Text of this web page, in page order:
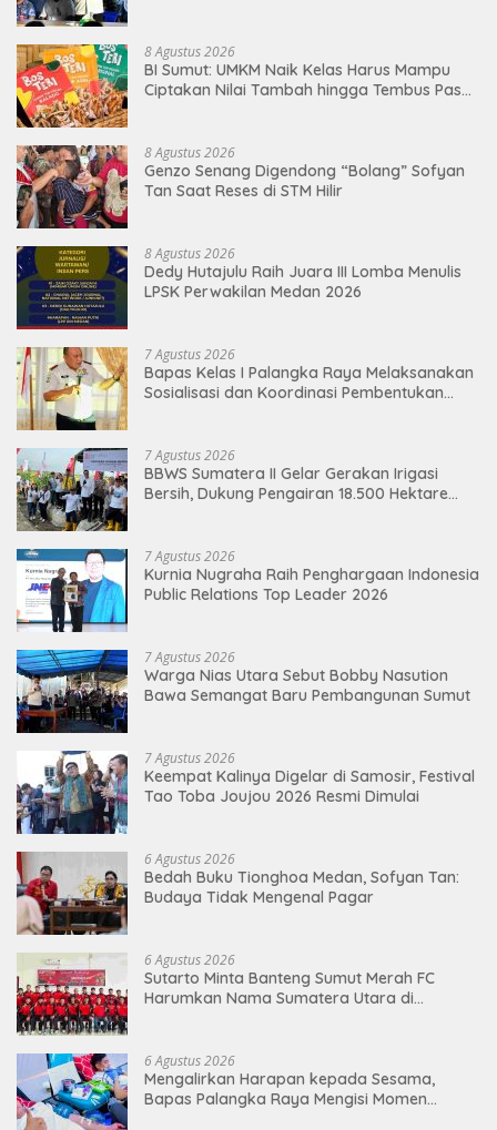
8 Agustus 2026
BI Sumut: UMKM Naik Kelas Harus Mampu
Ciptakan Nilai Tambah hingga Tembus Pasar
8 Agustus 2026
Genzo Senang Digendong “Bolang” Sofyan
Tan Saat Reses di STM Hilir
8 Agustus 2026
Dedy Hutajulu Raih Juara III Lomba Menulis
LPSK Perwakilan Medan 2026
7 Agustus 2026
Bapas Kelas I Palangka Raya Melaksanakan
Sosialisasi dan Koordinasi Pembentukan
7 Agustus 2026
BBWS Sumatera II Gelar Gerakan Irigasi
Bersih, Dukung Pengairan 18.500 Hektare
7 Agustus 2026
Kurnia Nugraha Raih Penghargaan Indonesia
Public Relations Top Leader 2026
7 Agustus 2026
Warga Nias Utara Sebut Bobby Nasution
Bawa Semangat Baru Pembangunan Sumut
7 Agustus 2026
Keempat Kalinya Digelar di Samosir, Festival
Tao Toba Joujou 2026 Resmi Dimulai
6 Agustus 2026
Bedah Buku Tionghoa Medan, Sofyan Tan:
Budaya Tidak Mengenal Pagar
6 Agustus 2026
Sutarto Minta Banteng Sumut Merah FC
Harumkan Nama Sumatera Utara di
6 Agustus 2026
Mengalirkan Harapan kepada Sesama,
Bapas Palangka Raya Mengisi Momen